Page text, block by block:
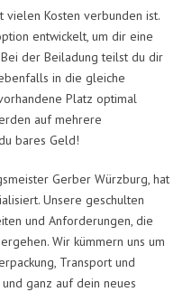
vielen Kosten verbunden ist.
entwickelt, um dir eine
der Beiladung teilst du dir
in die gleiche
Platz optimal
auf mehrere
bares Geld!
Gerber Würzburg, hat
Unsere geschulten
und Anforderungen, die
Wir kümmern uns um
Transport und
ganz auf dein neues